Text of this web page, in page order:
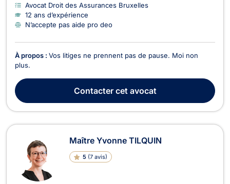
Avocat Droit des Assurances Bruxelles
12 ans d’expérience
N’accepte pas aide pro deo
À propos : Vos litiges ne prennent pas de pause. Moi non
plus.
Contactercet avocat
Maître Yvonne TILQUIN
5 (7 avis)